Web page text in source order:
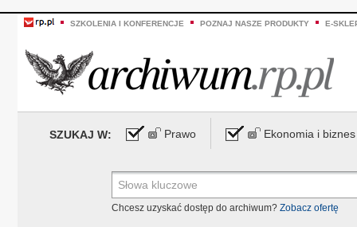
SZKOLENIA I KONFERENCJE POZNAJ NASZE PRODUKTY E-
SZUKAJ W: Prawo Ekonomia i biznes
Chcesz uzyskać dostęp do archiwum? Zobacz ofertę